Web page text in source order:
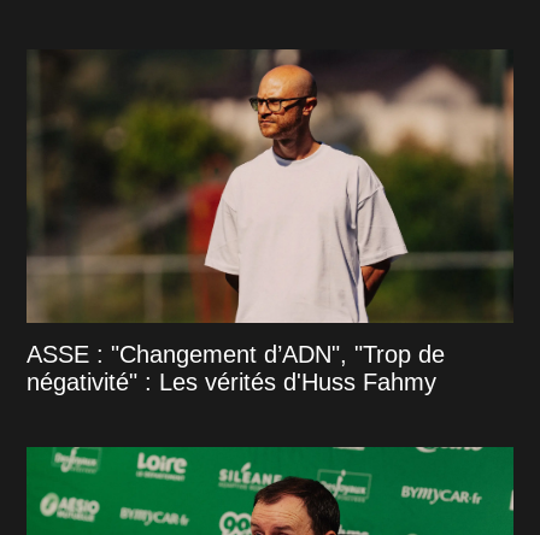
ASSE : "Changement d’ADN", "Trop de
négativité" : Les vérités d'Huss Fahmy